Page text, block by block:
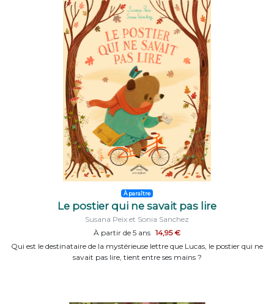
À paraître
Le postier qui ne savait pas lire
Susana Peix et Sonia Sanchez
À partir de 5 ans 14,95 €
Qui est le destinataire de la mystérieuse lettre que Lucas, le postier qui ne
savait pas lire, tient entre ses mains ?